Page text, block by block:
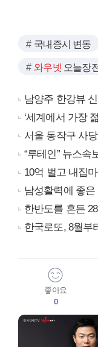
국내증시 변동
와우넷 오늘장
남양주 한강뷰
‘세계에서 가장
서울 동작구 사
“루테인” 뉴스속
10억 벌고 내집
남성활력에 좋
한반도를 흔든
한국로또, 8월부
좋아요
0